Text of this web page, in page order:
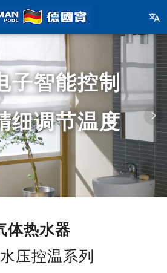
子智能控制
细调节温度
体热水器
压控温系列